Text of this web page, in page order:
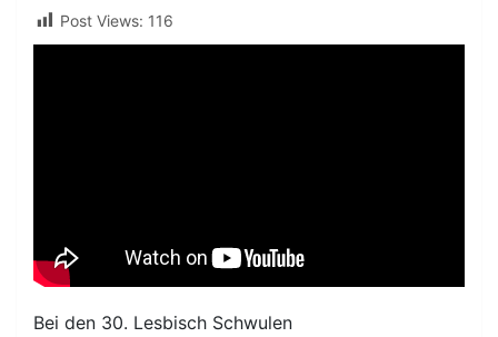
Post Views: 116
Bei den 30. Lesbisch Schwulen